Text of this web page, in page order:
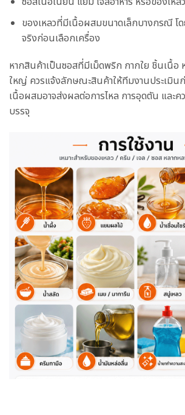
ของเหลวที่มีเนื้อผสมขนาดเล็กบางกรณี โ
จริงก่อนเลือกเครื่อง
หากสินค้าเป็นซอสที่มีเม็ดพริก กากใย ชิ้นเนื้อ
ใหญ่ ควรแจ้งลักษณะสินค้าให้ทีมงานประเมิน
เนื้อผสมอาจส่งผลต่อการไหล การอุดตัน และค
บรรจุ